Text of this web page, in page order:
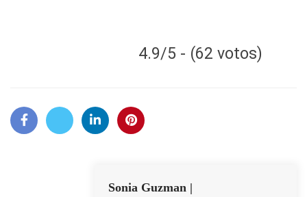
4.9/5 - (62 votos)
Sonia Guzman |